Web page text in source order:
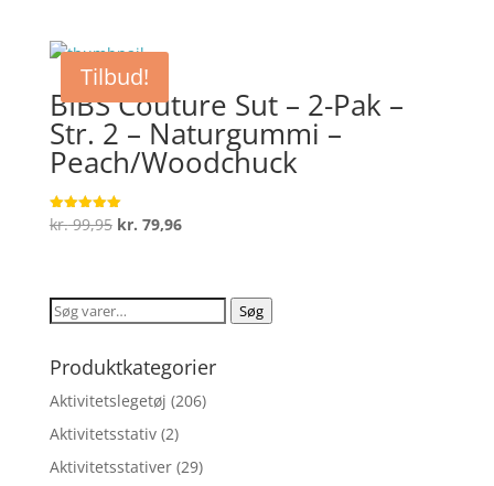
var:
kr. 99,95.
Tilbud!
BIBS Couture Sut – 2-Pak –
Str. 2 – Naturgummi –
Peach/Woodchuck
Vurderet
5
kr.99,95 Den
var:
kr. 99,95.
kr. 79,96Den
er:
kr. 79,96.
Søg
Søg
Produktkategorier
Aktivitetslegetøj (206)
Aktivitetsstativ (2)
Aktivitetsstativer (29)